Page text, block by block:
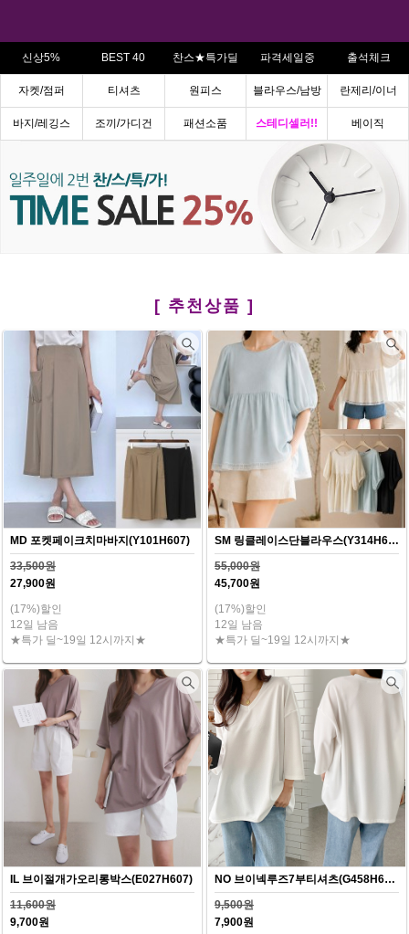
신상5% BEST 40 찬스★특가딜 파격세일중 출석체크
자켓/점퍼 티셔츠 원피스 블라우스/남방 란제리/이너
바지/레깅스 조끼/가디건 패션소품 스테디셀러!! 베이직
[ 추천상품 ]
MD 포켓페이크치마바지(Y101H607)
33,500원
27,900원
(17%)할인
12일 남음
★특가 딜~19일 12시까지★
SM 링클레이스단블라우스(Y314H607)
55,000원
45,700원
(17%)할인
12일 남음
★특가 딜~19일 12시까지★
IL 브이절개가오리롱박스(E027H607)
11,600원
9,700원
NO 브이넥루즈7부티셔츠(G458H607)
9,500원
7,900원